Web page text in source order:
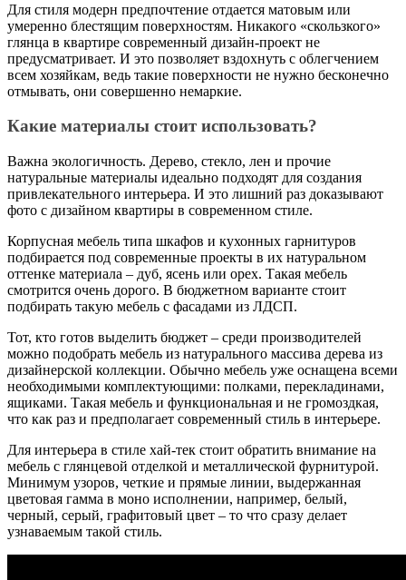
Для стиля модерн предпочтение отдается матовым или
умеренно блестящим поверхностям. Никакого «скользкого»
глянца в квартире современный дизайн-проект не
предусматривает. И это позволяет вздохнуть с облегчением
всем хозяйкам, ведь такие поверхности не нужно бесконечно
отмывать, они совершенно немаркие.
Какие материалы стоит использовать?
Важна экологичность. Дерево, стекло, лен и прочие
натуральные материалы идеально подходят для создания
привлекательного интерьера. И это лишний раз доказывают
фото с дизайном квартиры в современном стиле.
Корпусная мебель типа шкафов и кухонных гарнитуров
подбирается под современные проекты в их натуральном
оттенке материала – дуб, ясень или орех. Такая мебель
смотрится очень дорого. В бюджетном варианте стоит
подбирать такую мебель с фасадами из ЛДСП.
Тот, кто готов выделить бюджет – среди производителей
можно подобрать мебель из натурального массива дерева из
дизайнерской коллекции. Обычно мебель уже оснащена всеми
необходимыми комплектующими: полками, перекладинами,
ящиками. Такая мебель и функциональная и не громоздкая,
что как раз и предполагает современный стиль в интерьере.
Для интерьера в стиле хай-тек стоит обратить внимание на
мебель с глянцевой отделкой и металлической фурнитурой.
Минимум узоров, четкие и прямые линии, выдержанная
цветовая гамма в моно исполнении, например, белый,
черный, серый, графитовый цвет – то что сразу делает
узнаваемым такой стиль.